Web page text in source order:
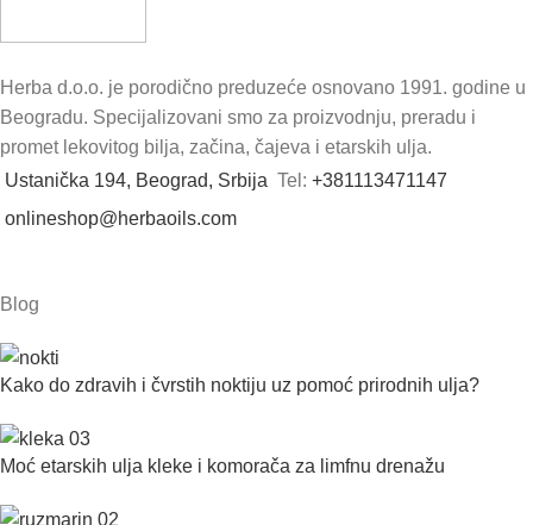
Herba d.o.o. je porodično preduzeće osnovano 1991. godine u
Beogradu. Specijalizovani smo za proizvodnju, preradu i
promet lekovitog bilja, začina, čajeva i etarskih ulja.
Ustanička 194, Beograd, Srbija Tel: +381113471147
onlineshop@herbaoils.com
Blog
Kako do zdravih i čvrstih noktiju uz pomoć prirodnih ulja?
Moć etarskih ulja kleke i komorača za limfnu drenažu